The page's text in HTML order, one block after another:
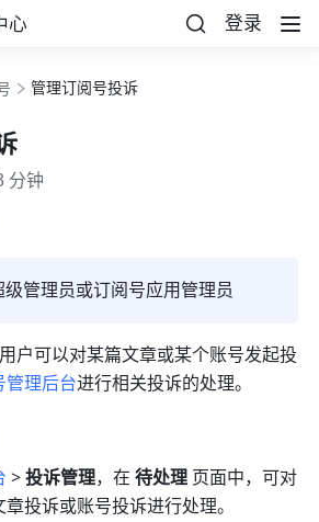
心 登录
管理订阅号投诉
分钟
管理员或订阅号应用管理员
用户可以对某篇文章或某个账号发起投
管理后台进行相关投诉的处理。
> 投诉管理，在 待处理 页面中，可对
投诉或账号投诉进行处理。